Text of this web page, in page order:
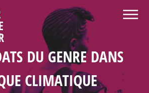
SUR LE SITE WEB DU
TRACKER
GENDER CLIMATE
ET DE
LA LANGUE
DU GENRE DANS
CLIMATIQUE
SUR LA
DES FEMMES
PAYS